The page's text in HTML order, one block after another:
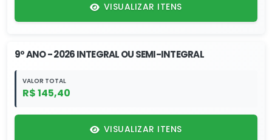
VISUALIZAR ITENS
9º ANO - 2026 INTEGRAL OU SEMI-INTEGRAL
VALOR TOTAL
R$ 145,40
VISUALIZAR ITENS